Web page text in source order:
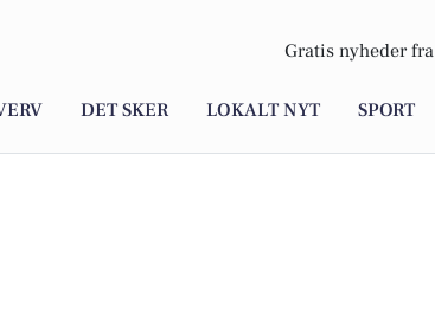
Gratis nyheder fra
DET SKER LOKALT NYT SPORT